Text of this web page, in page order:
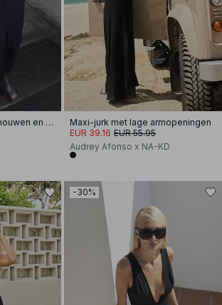
Maxi-jurk met ballonmouwen en knopen
Maxi-jurk met lage armopeningen
EUR 39.16 EUR 55.95
Audrey Afonso x NA-KD
-30%